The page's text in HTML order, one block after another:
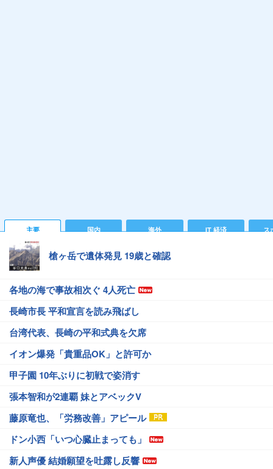
主要 国内 海外 IT 経済 ス
槍ヶ岳で遺体発見 19歳と確認
各地の海で事故相次ぐ 4人死亡
長崎市長 平和宣言を読み飛ばし
台湾代表、長崎の平和式典を欠席
イオン爆発「貴重品OK」と許可か
甲子園 10年ぶりに初戦で姿消す
張本智和が2連覇 妹とアベックV
藤原竜也、「労務改善」アピール
ドン小西「いつ心臓止まっても」
新人声優 結婚願望を吐露し反響